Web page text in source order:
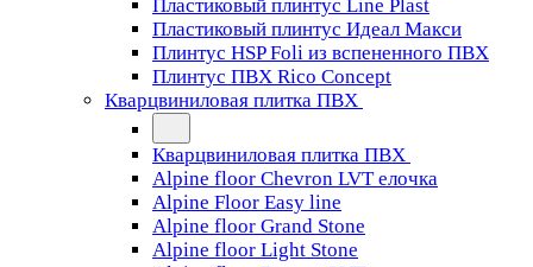
Пластиковый плинтус Line Plast
Пластиковый плинтус Идеал Макси
Плинтус HSP Foli из вспененного ПВХ
Плинтус ПВХ Rico Concept
Кварцвиниловая плитка ПВХ
Кварцвиниловая плитка ПВХ
Alpine floor Chevron LVT елочка
Alpine Floor Easy line
Alpine floor Grand Stone
Alpine floor Light Stone